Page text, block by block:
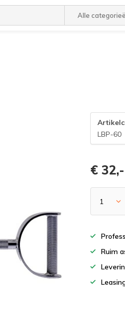
Alle
LBP-60
€ 32,-
Ruim